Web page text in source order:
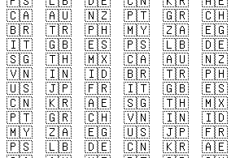
🇨🇦
🇦🇺 🇳🇿 🇵🇹 🇬🇷 🇨🇭
🇧🇷
🇹🇷 🇵🇭 🇲🇾 🇿🇦 🇪🇬
🇮🇹
🇬🇧 🇪🇸 🇵🇸 🇱🇧 🇩🇪
🇸🇬
🇹🇭 🇲🇽 🇨🇦 🇦🇺 🇳🇿
🇻🇳
🇮🇳 🇮🇩 🇧🇷 🇹🇷 🇵🇭
🇺🇸
🇯🇵 🇫🇷 🇮🇹 🇬🇧 🇪🇸
🇨🇳
🇰🇷 🇦🇪 🇸🇬 🇹🇭 🇲🇽
🇵🇹
🇬🇷 🇨🇭 🇻🇳 🇮🇳 🇮🇩
🇲🇾
🇿🇦 🇪🇬 🇺🇸 🇯🇵 🇫🇷
🇵🇸
🇱🇧 🇩🇪 🇨🇳 🇰🇷 🇦🇪